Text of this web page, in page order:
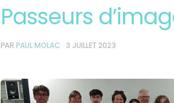
Passeurs
PAR PAUL MOLAC · 3 JUILLET 2023